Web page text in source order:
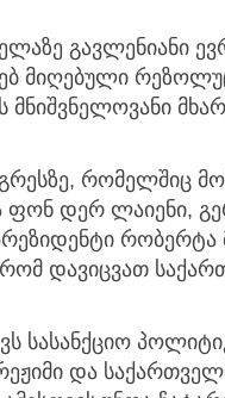
გავლენიანი
მიღებული
მნიშვნელოვანი
რომელშიც
დერ ლაიენი,
რობერტა
რომ დავიცვათ
სასანქციო
და